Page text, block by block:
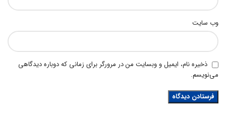
وب‌ سایت
ذخیره نام، ایمیل و وبسایت من در مرورگر برای زمانی که دوباره دیدگاهی
می‌نویسم.